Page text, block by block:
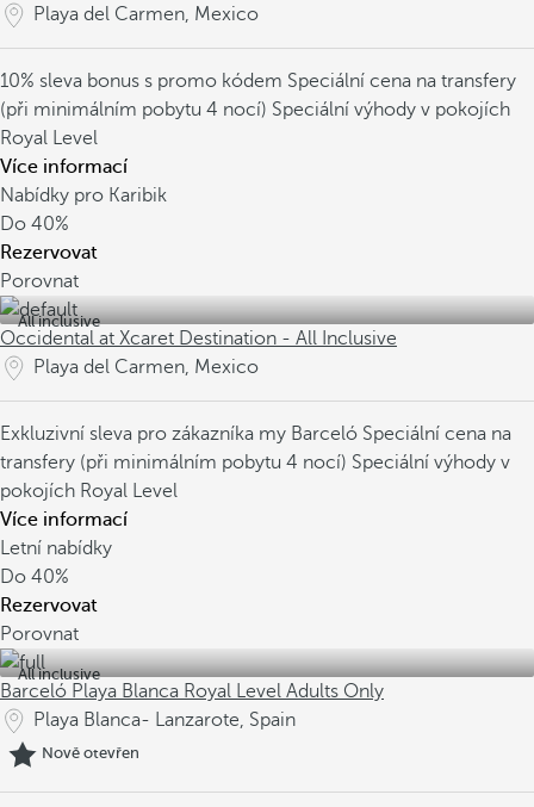
Playa del Carmen, Mexico
10% sleva bonus s promo kódem Speciální cena na transfery
(při minimálním pobytu 4 nocí) Speciální výhody v pokojích
Royal Level
Více informací
Nabídky pro Karibik
Do 40%
Rezervovat
Porovnat
All inclusive
Occidental at Xcaret Destination - All Inclusive
Playa del Carmen, Mexico
Exkluzivní sleva pro zákazníka my Barceló Speciální cena na
transfery (při minimálním pobytu 4 nocí) Speciální výhody v
pokojích Royal Level
Více informací
Letní nabídky
Do 40%
Rezervovat
Porovnat
All inclusive
Barceló Playa Blanca Royal Level Adults Only
Playa Blanca- Lanzarote, Spain
Nově otevřen